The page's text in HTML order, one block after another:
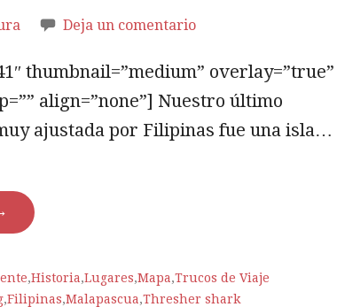
Deja un comentario
thumbnail=”medium” overlay=”true”
align=”none”] Nuestro último
ajustada por Filipinas fue una isla…
,Historia,Lugares,Mapa,Trucos de Viaje
,Filipinas,Malapascua,Thresher shark